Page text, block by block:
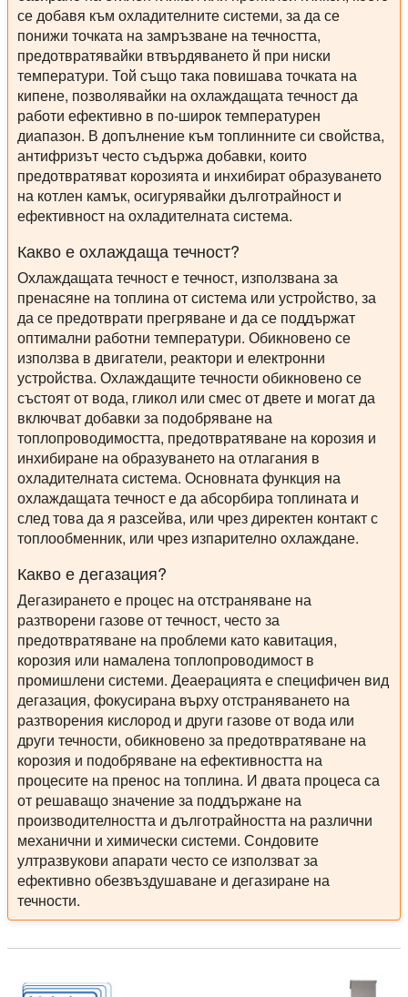
се добавя към охладителните системи, за да се
понижи точката на замръзване на течността,
предотвратявайки втвърдяването й при ниски
температури. Той също така повишава точката на
кипене, позволявайки на охлаждащата течност да
работи ефективно в по-широк температурен
диапазон. В допълнение към топлинните си свойства,
антифризът често съдържа добавки, които
предотвратяват корозията и инхибират образуването
на котлен камък, осигурявайки дълготрайност и
ефективност на охладителната система.
Какво е охлаждаща течност?
Охлаждащата течност е течност, използвана за
пренасяне на топлина от система или устройство, за
да се предотврати прегряване и да се поддържат
оптимални работни температури. Обикновено се
използва в двигатели, реактори и електронни
устройства. Охлаждащите течности обикновено се
състоят от вода, гликол или смес от двете и могат да
включват добавки за подобряване на
топлопроводимостта, предотвратяване на корозия и
инхибиране на образуването на отлагания в
охладителната система. Основната функция на
охлаждащата течност е да абсорбира топлината и
след това да я разсейва, или чрез директен контакт с
топлообменник, или чрез изпарително охлаждане.
Какво е дегазация?
Дегазирането е процес на отстраняване на
разтворени газове от течност, често за
предотвратяване на проблеми като кавитация,
корозия или намалена топлопроводимост в
промишлени системи. Деаерацията е специфичен вид
дегазация, фокусирана върху отстраняването на
разтворения кислород и други газове от вода или
други течности, обикновено за предотвратяване на
корозия и подобряване на ефективността на
процесите на пренос на топлина. И двата процеса са
от решаващо значение за поддържане на
производителността и дълготрайността на различни
механични и химически системи. Сондовите
ултразвукови апарати често се използват за
ефективно обезвъздушаване и дегазиране на
течности.